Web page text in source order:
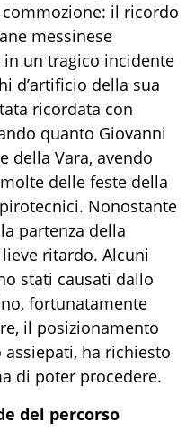
il ricordo
messinese
un tragico incidente
d’artificio della sua
ricordata con
quanto Giovanni
della Vara, avendo
delle feste della
Nonostante
partenza della
ritardo. Alcuni
stati causati dallo
fortunatamente
il posizionamento
ha richiesto
di poter procedere.
del percorso